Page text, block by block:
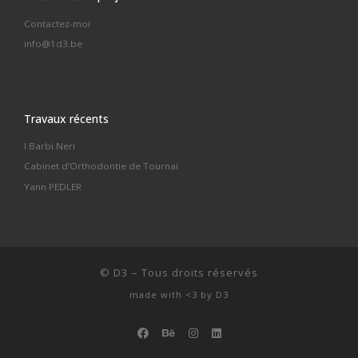
Contactez-moi
info@1d3.be
Travaux récents
I Barbi Neri
Cabinet d’Orthodontie de Tournai
Yann PEDLER
© D3 – Tous droits réservés
made with <3 by D3